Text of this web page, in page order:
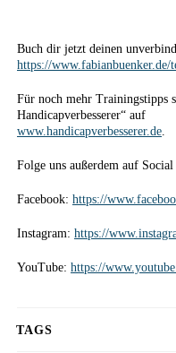
Buch dir jetzt deinen
https://www.fabianbuenker.de/
Für noch mehr Trainingstipps
Handicapverbesserer“ auf
www.handicapverbesserer.de.
Folge uns außerdem auf
Facebook: https://
Instagram: https://
YouTube: https://
TAGS